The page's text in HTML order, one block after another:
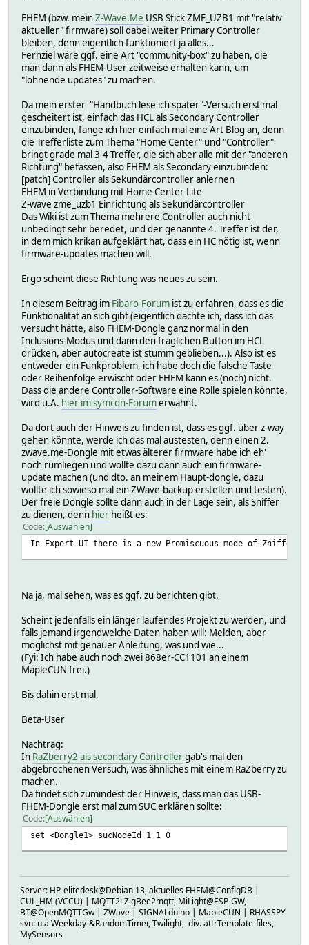
FHEM (bzw. meinZ-Wave.Me USB Stick ZME_UZB1 mit "relativ
aktueller" firmware) soll dabei weiter Primary Controller
bleiben, denn eigentlich funktioniert ja alles...
Fernziel wäre ggf. eine Art "community-box" zu haben, die
man dann als FHEM-User zeitweise erhalten kann, um
"lohnende updates" zu machen.
Da mein erster "Handbuch lese ich später"-Versuch erst mal
gescheitert ist, einfach das HCL als Secondary Controller
einzubinden, fange ich hier einfach mal eine Art Blog an, denn
die Trefferliste zum Thema "Home Center" und "Controller"
bringt grade mal 3-4 Treffer, die sich aber alle mit der "anderen
Richtung" befassen, also FHEM als Secondary einzubinden:
[patch] Controller als Sekundärcontroller anlernen
FHEM in Verbindung mit Home Center Lite
Z-wave zme_uzb1 Einrichtung als Sekundärcontroller
Das Wiki ist zum Thema mehrere Controller auch nicht
unbedingt sehr beredet, und der genannte 4. Treffer ist der,
in dem mich krikan aufgeklärt hat, dass ein HC nötig ist, wenn
firmware-updates machen will.
Ergo scheint diese Richtung was neues zu sein.
In diesem Beitrag im Fibaro-Forum ist zu erfahren, dass es die
Funktionalität an sich gibt (eigentlich dachte ich, dass ich das
versucht hätte, also FHEM-Dongle ganz normal in den
Inclusions-Modus und dann den fraglichen Button im HCL
drücken, aber autocreate ist stumm geblieben...). Also ist es
entweder ein Funkproblem, ich habe doch die falsche Taste
oder Reihenfolge erwischt oder FHEM kann es (noch) nicht.
Dass die andere Controller-Software eine Rolle spielen könnte,
wird u.A. hier im symcon-Forumerwähnt.
Da dort auch der Hinweis zu finden ist, dass es ggf. über z-way
gehen könnte, werde ich das mal austesten, denn einen 2.
zwave.me-Dongle mit etwas älterer firmware habe ich eh'
noch rumliegen und wollte dazu dann auch ein firmware-
update machen (und dto. an meinem Haupt-dongle, dazu
wollte ich sowieso mal ein ZWave-backup erstellen und testen).
Der freie Dongle sollte dann auch in der Lage sein, als Sniffer
zu dienen, denn hier heißt es:
Code Auswählen
In Expert UI there is a new Promiscuous mode of Zniffer
Na ja, mal sehen, was es ggf. zu berichten gibt.
Scheint jedenfalls ein länger laufendes Projekt zu werden, und
falls jemand irgendwelche Daten haben will: Melden, aber
möglichst mit genauer Anleitung, was und wie...
(Fyi: Ich habe auch noch zwei 868er-CC1101 an einem
MapleCUN frei.)
Bis dahin erst mal,
Beta-User
Nachtrag:
In RaZberry2 als secondary Controllergab's mal den
abgebrochenen Versuch, was ähnliches mit einem RaZberry zu
machen.
Da findet sich zumindest der Hinweis, dass man das USB-
FHEM-Dongle erst mal zum SUC erklären sollte:
Code Auswählen
set <Dongle1> sucNodeId 1 1 0
Server: HP-elitedesk@Debian 13, aktuelles FHEM@ConfigDB |
CUL_HM (VCCU) | MQTT2: ZigBee2mqtt, MiLight@ESP-GW,
BT@OpenMQTTGw | ZWave | SIGNALduino | MapleCUN | RHASSPY
svn: u.a Weekday-&RandomTimer, Twilight, div. attrTemplate-files,
MySensors